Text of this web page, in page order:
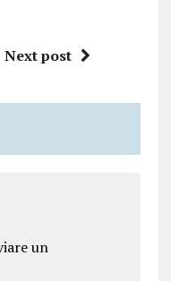
Next post
un